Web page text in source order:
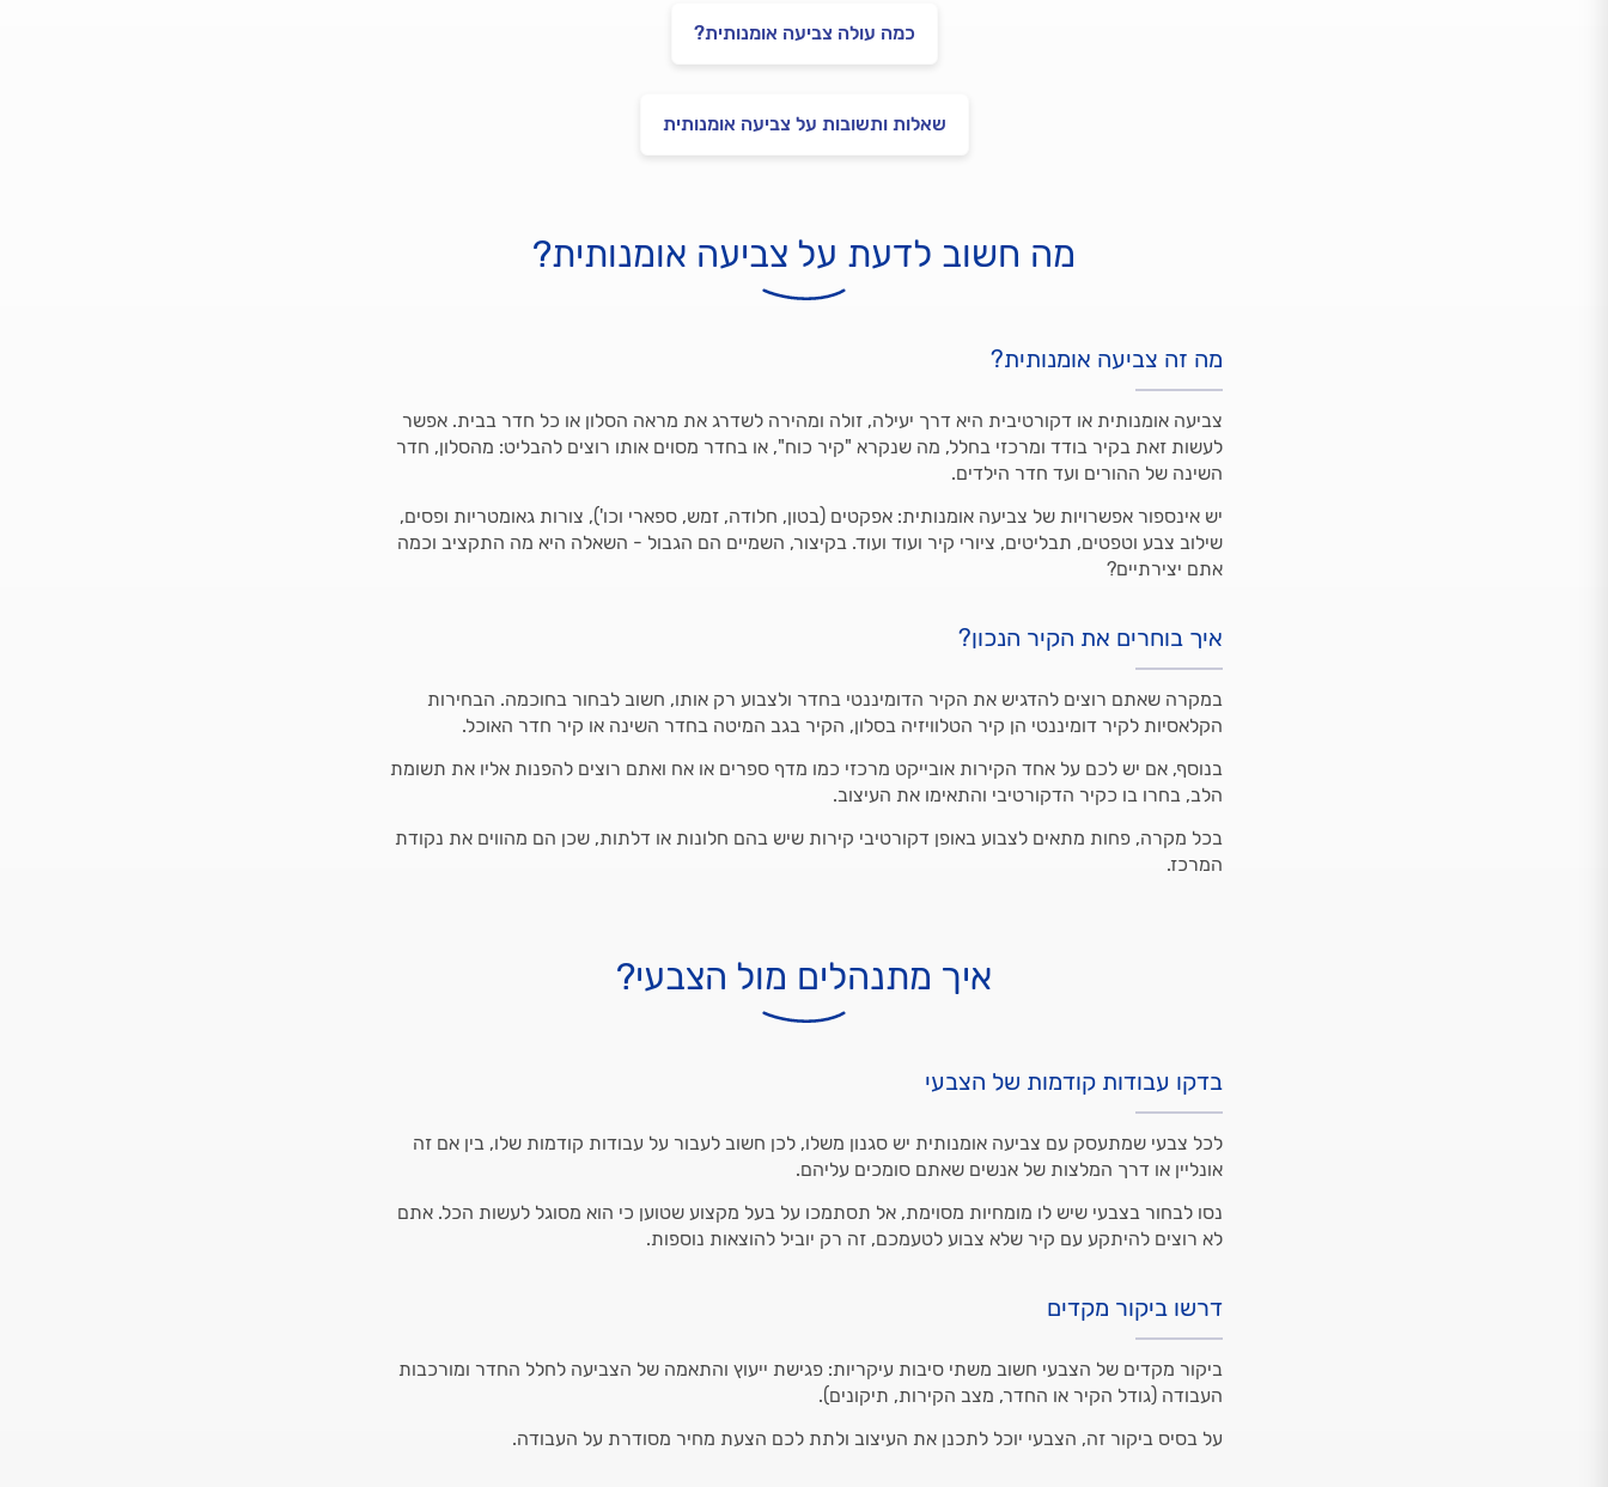
כמה עולה צביעה אומנותית?
שאלות ותשובות על צביעה אומנותית
מה חשוב לדעת על צביעה אומנותית?
מה זה צביעה אומנותית?
צביעה אומנותית או דקורטיבית היא דרך יעילה, זולה ומהירה לשדרג את מראה הסלון או כל חדר בבית. אפשר
לעשות זאת בקיר בודד ומרכזי בחלל, מה שנקרא "קיר כוח", או בחדר מסוים אותו רוצים להבליט: מהסלון, חדר
השינה של ההורים ועד חדר הילדים.
יש אינספור אפשרויות של צביעה אומנותית: אפקטים (בטון, חלודה, זמש, ספארי וכו'), צורות גאומטריות ופסים,
שילוב צבע וטפטים, תבליטים, ציורי קיר ועוד ועוד. בקיצור, השמיים הם הגבול - השאלה היא מה התקציב וכמה
אתם יצירתיים?
איך בוחרים את הקיר הנכון?
במקרה שאתם רוצים להדגיש את הקיר הדומיננטי בחדר ולצבוע רק אותו, חשוב לבחור בחוכמה. הבחירות
הקלאסיות לקיר דומיננטי הן קיר הטלוויזיה בסלון, הקיר בגב המיטה בחדר השינה או קיר חדר האוכל.
בנוסף, אם יש לכם על אחד הקירות אובייקט מרכזי כמו מדף ספרים או אח ואתם רוצים להפנות אליו את תשומת
הלב, בחרו בו כקיר הדקורטיבי והתאימו את העיצוב.
בכל מקרה, פחות מתאים לצבוע באופן דקורטיבי קירות שיש בהם חלונות או דלתות, שכן הם מהווים את נקודת
המרכז.
איך מתנהלים מול הצבעי?
בדקו עבודות קודמות של הצבעי
לכל צבעי שמתעסק עם צביעה אומנותית יש סגנון משלו, לכן חשוב לעבור על עבודות קודמות שלו, בין אם זה
אונליין או דרך המלצות של אנשים שאתם סומכים עליהם.
נסו לבחור בצבעי שיש לו מומחיות מסוימת, אל תסתמכו על בעל מקצוע שטוען כי הוא מסוגל לעשות הכל. אתם
לא רוצים להיתקע עם קיר שלא צבוע לטעמכם, זה רק יוביל להוצאות נוספות.
דרשו ביקור מקדים
ביקור מקדים של הצבעי חשוב משתי סיבות עיקריות: פגישת ייעוץ והתאמה של הצביעה לחלל החדר ומורכבות
העבודה (גודל הקיר או החדר, מצב הקירות, תיקונים).
על בסיס ביקור זה, הצבעי יוכל לתכנן את העיצוב ולתת לכם הצעת מחיר מסודרת על העבודה.